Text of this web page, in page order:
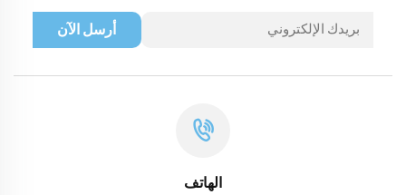
أرسل الآن
الهاتف